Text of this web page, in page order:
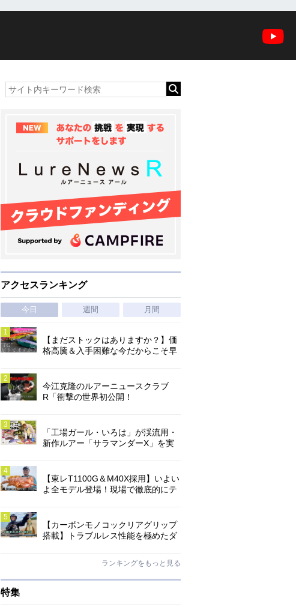
アクセスランキング
今日 週間 月間
【まだストックはありますか？】価
格高騰＆入手困難な今だからこそ早
今江克隆のルアーニュースクラブ
R「衝撃の世界初公開！
「工場ガール・いろは」が渓流用・
新作ルアー「サラマンダーX」を実
【東レT1100G＆M40X採用】いよい
よ全モデル登場！現場で徹底的にテ
【カーボンモノコックリアグリップ
搭載】トラブルレス性能を極めたダ
ランキングをもっと見る
特集